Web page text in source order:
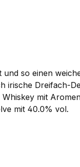
so einen
irische Dreifach-
mit
mit 40.0% vol.